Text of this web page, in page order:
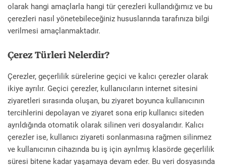
olarak hangi amaçlarla hangi tür çerezleri kullandığımız ve bu
çerezleri nasıl yönetebileceğiniz hususlarında tarafınıza bilgi
verilmesi amaçlanmaktadır.
Çerez Türleri Nelerdir?
Çerezler, geçerlilik sürelerine geçici ve kalıcı çerezler olarak
ikiye ayrılır. Geçici çerezler, kullanıcıların internet sitesini
ziyaretleri sırasında oluşan, bu ziyaret boyunca kullanıcının
tercihlerini depolayan ve ziyaret sona erip kullanıcı siteden
ayrıldığında otomatik olarak silinen veri dosyalarıdır. Kalıcı
çerezler ise, kullanıcı ziyareti sonlanmasına rağmen silinmez
ve kullanıcının cihazında bu iş için ayrılmış klasörde geçerlilik
süresi bitene kadar yaşamaya devam eder. Bu veri dosyasında